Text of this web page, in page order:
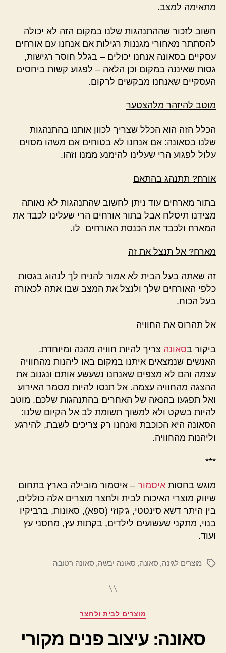
מתאימה למצב.
חשוב לזכור שההתנהגות שלנו במקום הזה לא יכולה
להסתתר מאחורי מגננות רגילות אם אנחנו עם אורחים
עסקיים בסאונה אנחנו יכולים – בגלל חוסר רגישות,
גסות שאיננה במקום וכן הלאה – לפגוע קשות ביחסים
העסקיים שאנחנו מבקשים לרקום.
מוטב להיזהר מלהצטער
הכלל הזה הוא הכלל שצריך לכוון אותנו בהתנהגות
שלנו בסאונה: אם אנחנו לא בטוחים אם משהו מסוים
עלול לפגוע הרי שעלינו להימנע ממנו וזהו.
אורח? תתנהג בהתאם
בתור מארחים עוד ניתן לחשוב שהתנהגות לא נאותה
מצידנו תיסלח אבל בתור אורחים הרי שעלינו לכבד את
המארח ולכבד את הכנסת האורחים לו.
מארח? אל תנצל את זה
זה שאתה בעל הבית לא אמור להניח לך לנהוג בגסות
כלפי האורחים שלך ולנצל את המצב שבו אתה לכאורה
בעל הכוח.
אל תהרוס את החוויה
ביקור בסאונה צריך להיות חוויה מהנה ומיוחדת.
האנשים שנמצאים איתנו במקום באו ליהנות מהחוויה
עצמה והם לא מצפים שאנחנו נשעשע אותם ונגנוב את
ההצגה מהחוויה עצמה. אל תנסו להיות מסמר האירוע
ואל תפגעו בהנאה של האחרים בהתנהגות שלכם. מוטב
להיות בשקט ולא למשוך תשומת לב אל הקיום שלנו:
הסאונה היא הכוכבת ואנחנו רק צריכים לשבת, להירגע
וליהנות מהחוויה.
***
מוגש בחסות איסמור – איסמור מובילה בארץ בתחום
שיווק מוצרי האיכות לבית ולחצר מוצרים אלה כוללים,
בין היתר דשא סינטטי, ג'קוזי (ספא), סאונות, ברביקיו
בנוי, מתקני שעשועים לילדים, בקתות עץ, מחסני עץ
ועוד.
תגיותמוצרים לגינה, סאונה, סאונה יבשה, סאונה רטובה
קטגוריות
מוצרים לבית ולחצר
סאונה: עיצוב פנים מקורי